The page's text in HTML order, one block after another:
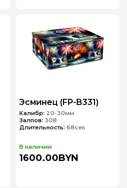
Эсминец (FP-B331)
Калибр: 20-30мм
Залпов: 308
Длительность: 68сек
В наличии
1600.00BYN